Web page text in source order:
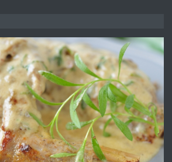
градската градина!
преди 1 ден
ПРОСТОРЕН ТРИСТАЕН
АПАРТАМЕНТ В НОВА СГРАДА КВ.
КУБА
преди 2 дни